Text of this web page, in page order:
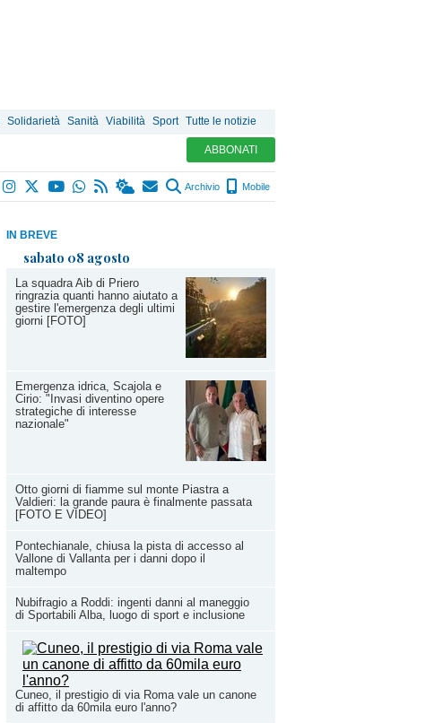
Solidarietà Sanità Viabilità Sport Tutte le notizie
ABBONATI
Archivio Mobile
IN BREVE
sabato 08 agosto
La squadra Aib di Priero
ringrazia quanti hanno aiutato a
gestire l'emergenza degli ultimi
giorni [FOTO]
Emergenza idrica, Scajola e
Cirio: "Invasi diventino opere
strategiche di interesse
nazionale"
Otto giorni di fiamme sul monte Piastra a
Valdieri: la grande paura è finalmente passata
[FOTO E VIDEO]
Pontechianale, chiusa la pista di accesso al
Vallone di Vallanta per i danni dopo il
maltempo
Nubifragio a Roddi: ingenti danni al maneggio
di Sportabili Alba, luogo di sport e inclusione
Cuneo, il prestigio di via Roma vale un canone
di affitto da 60mila euro l'anno?